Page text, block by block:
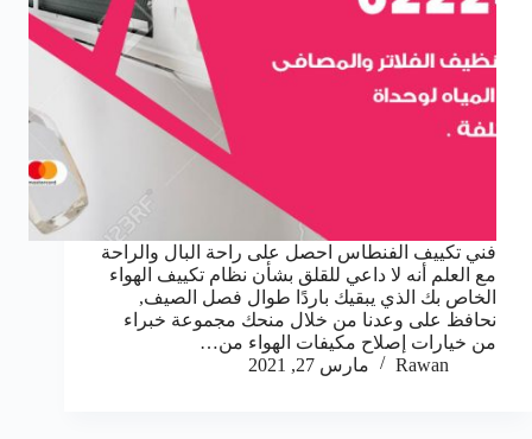
فني تكييف الفنطاس احصل على راحة البال والراحة
مع العلم أنه لا داعي للقلق بشأن نظام تكييف الهواء
الخاص بك الذي يبقيك باردًا طوال فصل الصيف,
نحافظ على وعدنا من خلال منحك مجموعة خبراء
من خيارات إصلاح مكيفات الهواء من…
Rawan
مارس 27, 2021